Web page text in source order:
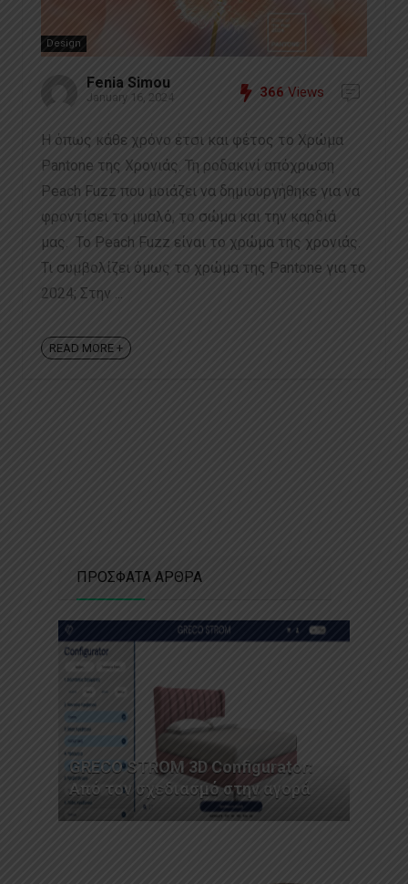
Design
Fenia Simou
January 16, 2024 366 Views
Η όπως κάθε χρόνο έτσι και φέτος το Χρώμα
Pantone της Χρονιάς. Τη ροδακινί απόχρωση
Peach Fuzz που μοιάζει να δημιουργήθηκε για να
φροντίσει το μυαλό, το σώμα και την καρδιά
μας. Το Peach Fuzz είναι το χρώμα της χρονιάς.
Τι συμβολίζει όμως το χρώμα της Pantone για το
2024; Στην ...
READ MORE +
ΠΡΟΣΦΑΤΑ ΑΡΘΡΑ
GRECO STROM 3D Configurator:
Από τον σχεδιασμό στην αγορά